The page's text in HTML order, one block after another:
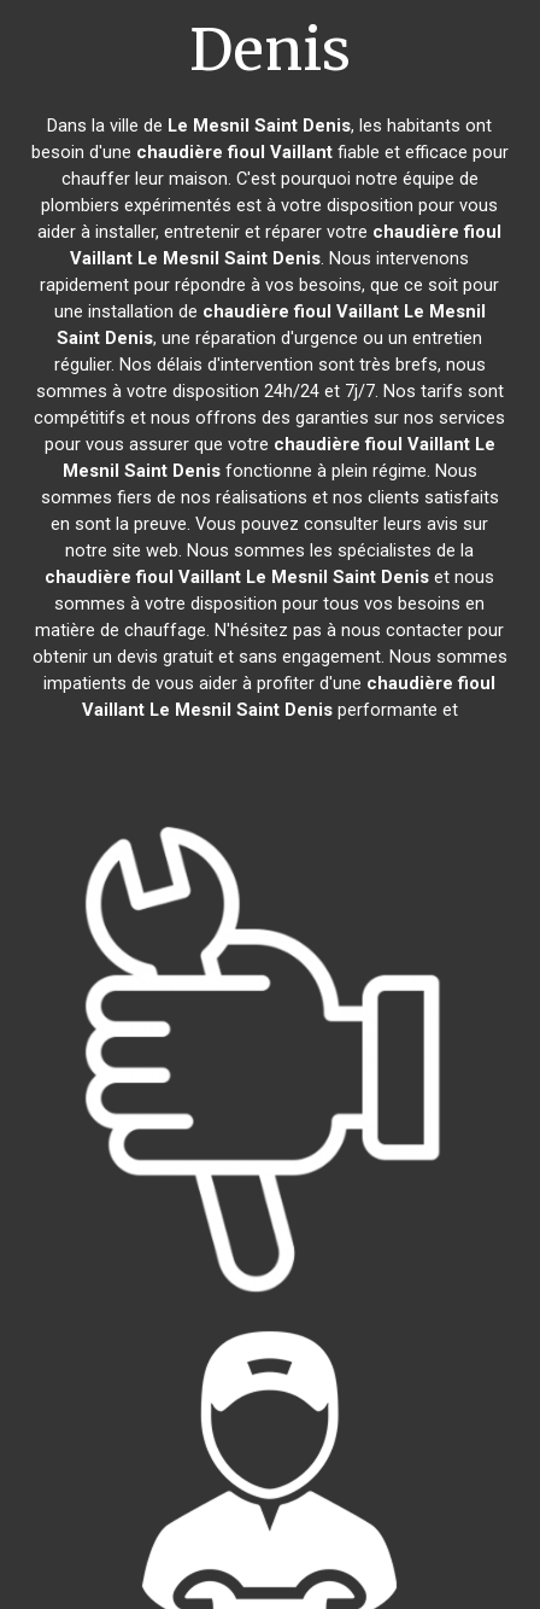
Denis
Dans la ville de Le Mesnil Saint Denis, les habitants ont
besoin d'une chaudière fioul Vaillantfiable et efficace pour
chauffer leur maison. C'est pourquoi notre équipe de
plombiers expérimentés est à votre disposition pour vous
aider à installer, entretenir et réparer votre chaudière fioul
Vaillant Le Mesnil Saint Denis. Nous intervenons
rapidement pour répondre à vos besoins, que ce soit pour
une installation de chaudière fioul Vaillant Le Mesnil
Saint Denis, une réparation d'urgence ou un entretien
régulier. Nos délais d'intervention sont très brefs, nous
sommes à votre disposition 24h/24 et 7j/7. Nos tarifs sont
compétitifs et nous offrons des garanties sur nos services
pour vous assurer que votre chaudière fioul Vaillant Le
Mesnil Saint Denisfonctionne à plein régime. Nous
sommes fiers de nos réalisations et nos clients satisfaits
en sont la preuve. Vous pouvez consulter leurs avis sur
notre site web. Nous sommes les spécialistes de la
chaudière fioul Vaillant Le Mesnil Saint Denis et nous
sommes à votre disposition pour tous vos besoins en
matière de chauffage. N'hésitez pas à nous contacter pour
obtenir un devis gratuit et sans engagement. Nous sommes
impatients de vous aider à profiter d'une chaudière fioul
Vaillant Le Mesnil Saint Denisperformante et